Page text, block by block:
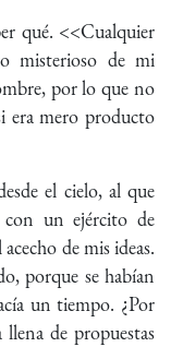
qué. <<Cualquier
misterioso de mi
por lo que no
era mero producto
el cielo, al que
un ejército de
de mis ideas.
porque se habían
un tiempo. ¿Por
llena de propuestas